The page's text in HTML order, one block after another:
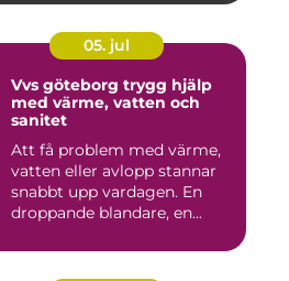
05. jul
Vvs göteborg trygg hjälp
med värme, vatten och
sanitet
Att få problem med värme,
vatten eller avlopp stannar
snabbt upp vardagen. En
droppande blandare, en...